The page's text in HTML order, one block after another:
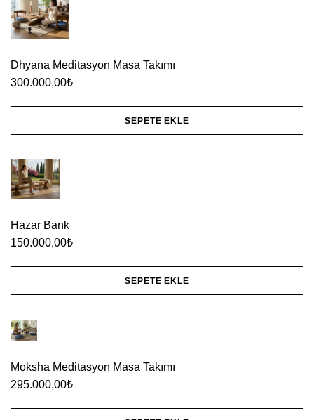
Dhyana Meditasyon Masa Takımı
300.000,00₺
SEPETE EKLE
Hazar Bank
150.000,00₺
SEPETE EKLE
Moksha Meditasyon Masa Takımı
295.000,00₺